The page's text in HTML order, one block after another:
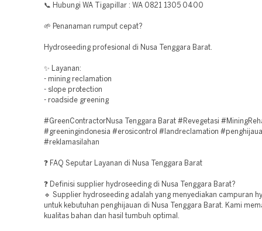
📞 Hubungi WA Tigapillar : WA 0821 1305 0400
🌱 Penanaman rumput cepat?
Hydroseeding profesional di Nusa Tenggara Barat.
✨ Layanan:
- mining reclamation
- slope protection
- roadside greening
#GreenContractorNusa Tenggara Barat #Revegetasi
#greeningindonesia #erosicontrol #landreclamation
#reklamasilahan
❓ FAQ Seputar Layanan di Nusa Tenggara Barat
❓ Definisi supplier hydroseeding di Nusa Tenggara Barat?
🔹 Supplier hydroseeding adalah yang menyediakan campuran
untuk kebutuhan penghijauan di Nusa Tenggara Barat. Kami
kualitas bahan dan hasil tumbuh optimal.